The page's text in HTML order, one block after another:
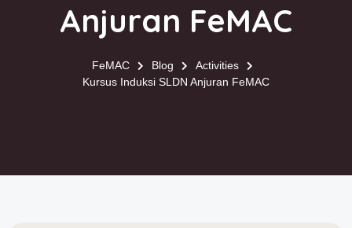
Anjuran FeMAC
FeMAC Blog
Activities
Kursus Induksi SLDN Anjuran FeMAC